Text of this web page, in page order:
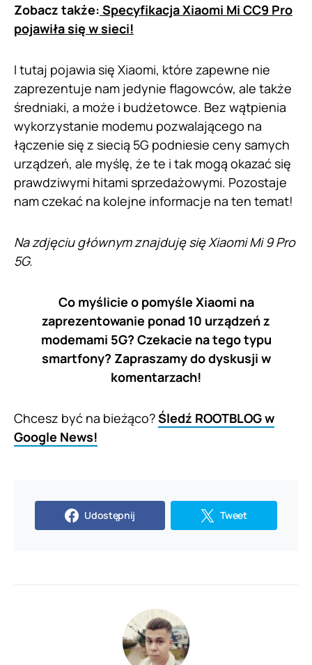
Zobacz także: Specyfikacja Xiaomi Mi CC9 Pro
pojawiła się w sieci!
I tutaj pojawia się Xiaomi, które zapewne nie
zaprezentuje nam jedynie flagowców, ale także
średniaki, a może i budżetowce. Bez wątpienia
wykorzystanie modemu pozwalającego na
łączenie się z siecią 5G podniesie ceny samych
urządzeń, ale myślę, że te i tak mogą okazać się
prawdziwymi hitami sprzedażowymi. Pozostaje
nam czekać na kolejne informacje na ten temat!
Na zdjęciu głównym znajduję się Xiaomi Mi 9 Pro
5G.
Co myślicie o pomyśle Xiaomi na
zaprezentowanie ponad 10 urządzeń z
modemami 5G? Czekacie na tego typu
smartfony? Zapraszamy do dyskusji w
komentarzach!
Chcesz być na bieżąco?Śledź ROOTBLOG w
Google News!
Udostępnij Tweet